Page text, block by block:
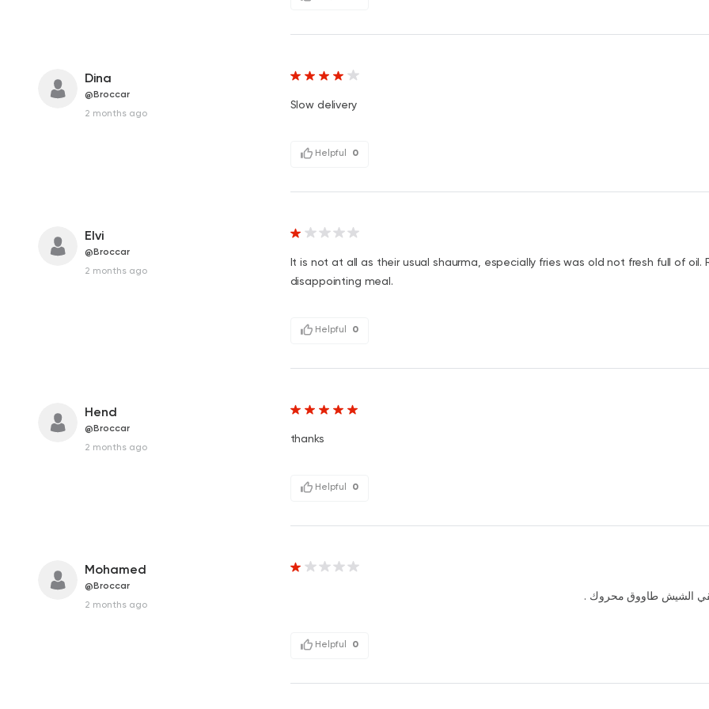
Dina
@Broccar
2 months ago
Slow delivery
Helpful 0
Elvi
@Broccar
2 months ago
It is not at all as their usual shaurma, especially fries was old not fresh full of oil.
disappointing meal.
Helpful 0
Hend
@Broccar
2 months ago
thanks
Helpful 0
Mohamed
@Broccar
2 months ago
الشيش طاووق محروك .
Helpful 0